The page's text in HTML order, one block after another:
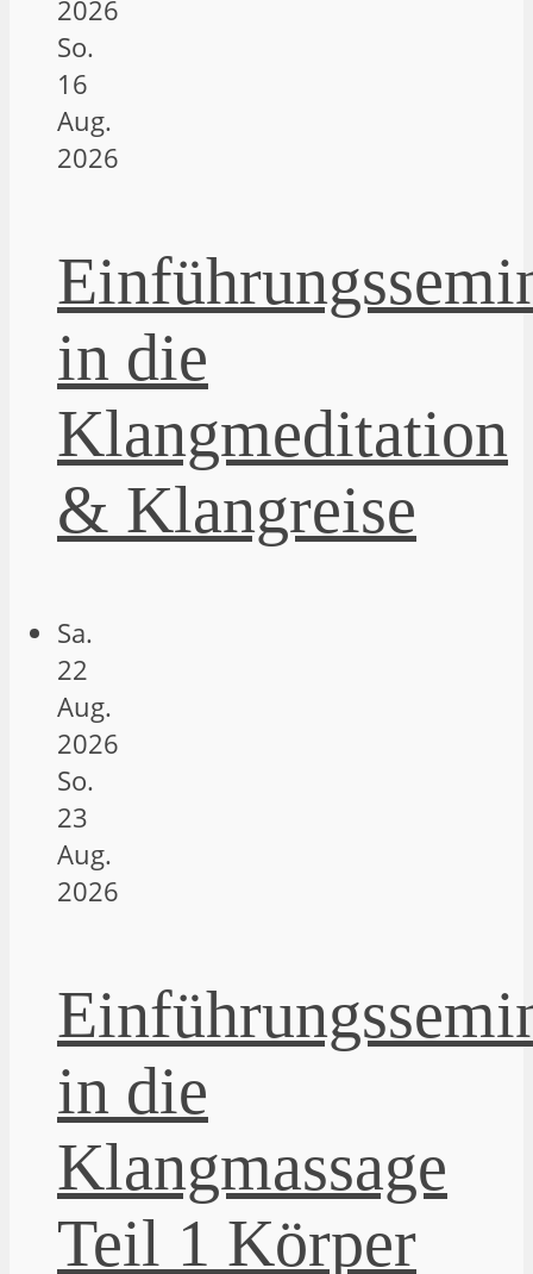
2026
So.
16
Aug.
2026
in die
Klangmeditation
& Klangreise
Sa.
22
Aug.
2026
So.
23
Aug.
2026
in die
Klangmassage
Teil 1 Körper